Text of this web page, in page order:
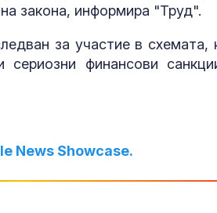
закона, информира "Труд".
за участие в схемата,
финансови
News Showcase.
Шофьор на
спретна
патрулката